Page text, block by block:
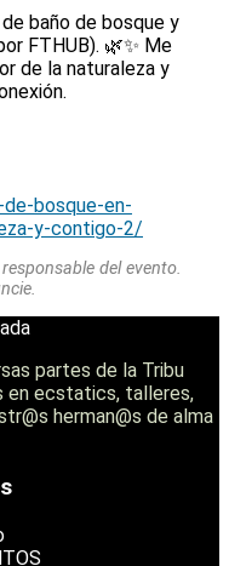
baño de bosque y
FTHUB). 🌿✨ Me
de la naturaleza y
bosque-en-
y-contigo-2/
del evento.
partes de la Tribu
en ecstatics, talleres,
herman@s de alma